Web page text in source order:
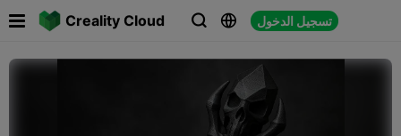
Creality Cloud   تسجيل الدخول
 